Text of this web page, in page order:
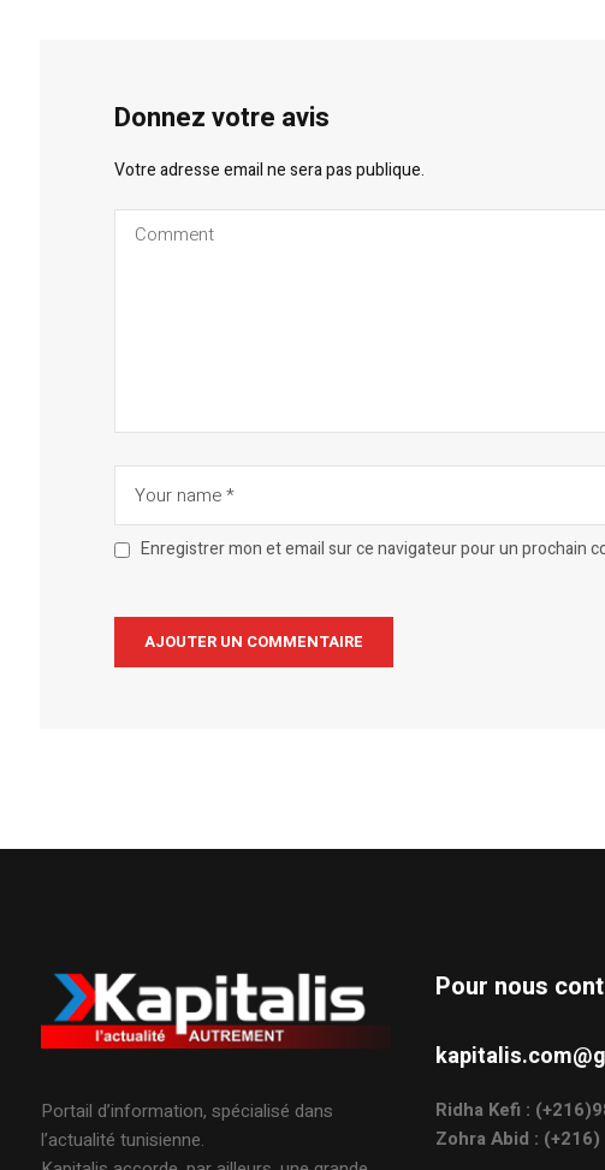
Donnez votre avis
Votre adresse email ne sera pas publique.
Enregistrer mon et email sur ce navigateur pour un prochain
Portail d’information, spécialisé dans
l’actualité tunisienne.
Pour nous
Ridha Kefi :
Zohra Abid :